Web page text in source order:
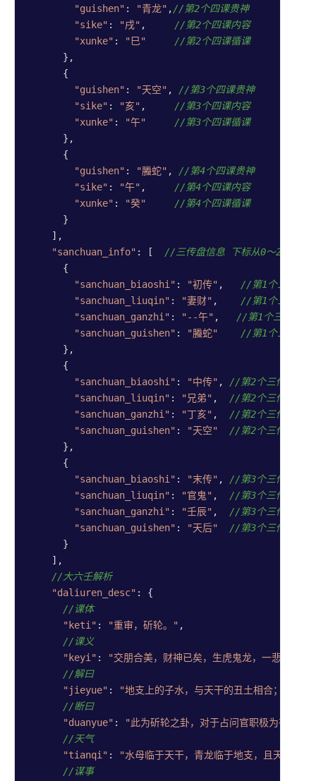
"guishen" : "青龙" ,//第2个四课贵神
"sike" : "戌" , //第2个四课内容
"xunke" : "巳"
//第2个四课循课
      },
      {
"guishen" : "天空" , //第3个四课贵神
"sike" : "亥" , //第3个四课内容
"xunke" : "午"
//第3个四课循课
      },
      {
"guishen" : "螣蛇" , //第4个四课贵神
"sike" : "午" , //第4个四课内容
"xunke" : "癸"
//第4个四课循课
      }
    ],
"sanchuan_info" : [ //三传盘信息 下标从0～2 有三
      {
"sanchuan_biaoshi" : "初传" , //第1个三传标识
"sanchuan_liuqin" : "妻财" , //第1个三传六亲
"sanchuan_ganzhi" : "--午" , //第1个三传干支
"sanchuan_guishen" : "螣蛇"
//第1个三传贵神
      },
      {
"sanchuan_biaoshi" : "中传" , //第2个三传标识
"sanchuan_liuqin" : "兄弟" , //第2个三传六亲
"sanchuan_ganzhi" : "丁亥" , //第2个三传干支
"sanchuan_guishen" : "天空"
//第2个三传贵神
      },
      {
"sanchuan_biaoshi" : "末传" , //第3个三传标识
"sanchuan_liuqin" : "官鬼" , //第3个三传六亲
"sanchuan_ganzhi" : "壬辰" , //第3个三传干支
"sanchuan_guishen" : "天后"
//第3个三传贵神
      }
    ],
//大六壬解析
"daliuren_desc" : {
//课体
"keti" : "重审，斫轮。" ,
//课义
"keyi" :
"交朋合美，财神已矣，生虎鬼龙，一悲一喜。"
//解曰
"jieyue" :
"地支上的子水，与天干的丑土相合；天干
//断曰
"duanyue" :
"此为斫轮之卦，对于占问官职极为有利。
//天气
"tianqi" :
"水母临于天干，青龙临于地支，且天罡指
//谋事